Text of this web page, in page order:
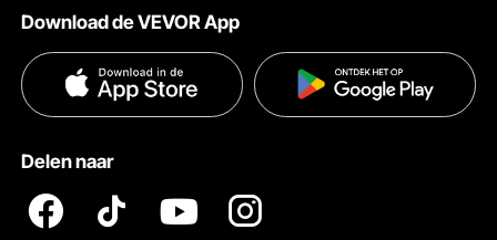
maximale duurzaamheid en een oppervlak met verfcoating voor
roestbestendigheid.
Hulp en veelgestelde vragen
Voorwaarden van de dienst
Privacybeleid
Download de VEVOR App
Delen naar